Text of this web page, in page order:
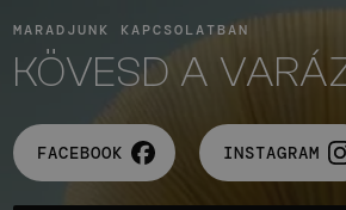
MARADJUNK KAPCSOLATBAN
KÖVESD A
FACEBOOK INSTAGRAM